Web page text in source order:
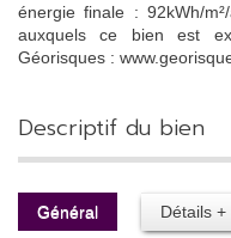
énergie finale : 92kWh/
auxquels ce bien est
Géorisques :
descriptif du bien
Général Détails +